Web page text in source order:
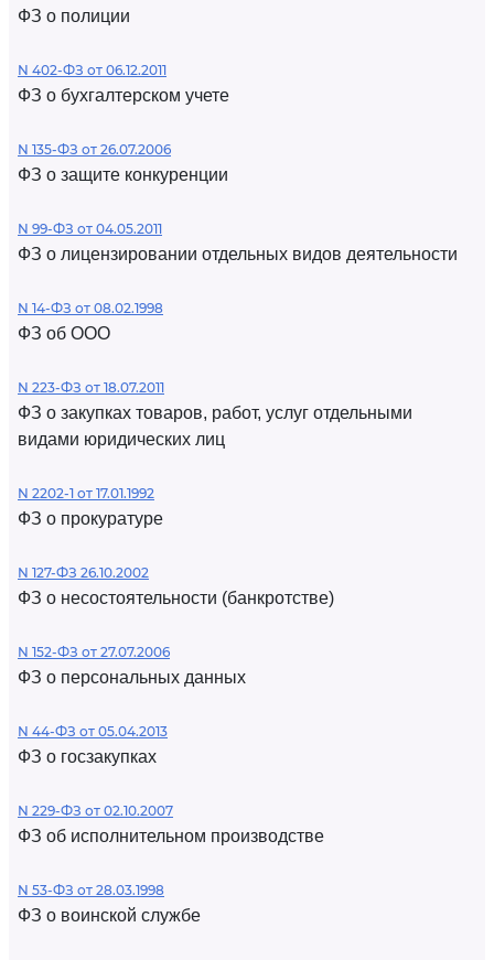
ФЗ о полиции
N 402-ФЗ от 06.12.2011
ФЗ о бухгалтерском учете
N 135-ФЗ от 26.07.2006
ФЗ о защите конкуренции
N 99-ФЗ от 04.05.2011
ФЗ о лицензировании отдельных видов деятельности
N 14-ФЗ от 08.02.1998
ФЗ об ООО
N 223-ФЗ от 18.07.2011
ФЗ о закупках товаров, работ, услуг отдельными
видами юридических лиц
N 2202-1 от 17.01.1992
ФЗ о прокуратуре
N 127-ФЗ 26.10.2002
ФЗ о несостоятельности (банкротстве)
N 152-ФЗ от 27.07.2006
ФЗ о персональных данных
N 44-ФЗ от 05.04.2013
ФЗ о госзакупках
N 229-ФЗ от 02.10.2007
ФЗ об исполнительном производстве
N 53-ФЗ от 28.03.1998
ФЗ о воинской службе